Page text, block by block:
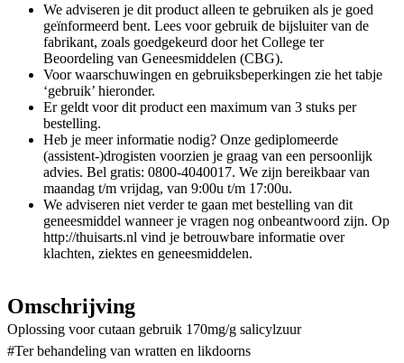
We adviseren je dit product alleen te gebruiken als je goed
geïnformeerd bent. Lees voor gebruik de bijsluiter van de
fabrikant, zoals goedgekeurd door het College ter
Beoordeling van Geneesmiddelen (CBG).
Voor waarschuwingen en gebruiksbeperkingen zie het tabje
‘gebruik’ hieronder.
Er geldt voor dit product een maximum van 3 stuks per
bestelling.
Heb je meer informatie nodig? Onze gediplomeerde
(assistent-)drogisten voorzien je graag van een persoonlijk
advies. Bel gratis: 0800-4040017. We zijn bereikbaar van
maandag t/m vrijdag, van 9:00u t/m 17:00u.
We adviseren niet verder te gaan met bestelling van dit
geneesmiddel wanneer je vragen nog onbeantwoord zijn. Op
http://thuisarts.nl vind je betrouwbare informatie over
klachten, ziektes en geneesmiddelen.
Omschrijving
Oplossing voor cutaan gebruik 170mg/g salicylzuur
#Ter behandeling van wratten en likdoorns